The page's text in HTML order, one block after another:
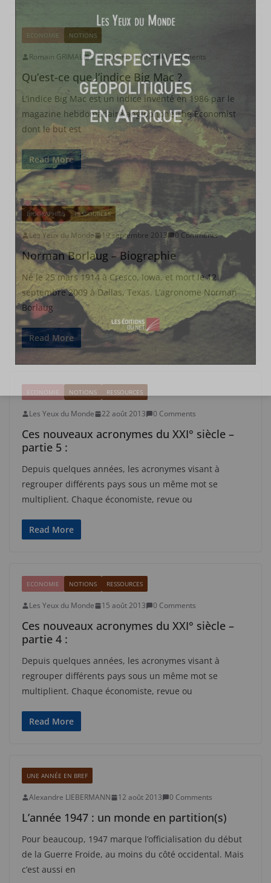
ECONOMIE NOTIONS
Romain GRIMAL 21 septembre 2013 0 Comments
Qu’est-ce que l’indice Big Mac ?
L’indice Big Mac est un indice inventé en 1986 par le
magazine hebdomadaire anglophone The Economist
dont le but est
Read More
BIOGRAPHIES RESSOURCES
Les Yeux du Monde 19 septembre 2013 0 Comments
Norman Borlaug – Biographie
Né le 25 mars 1914 à Cresco, Iowa, et mort le 12
septembre 2009 à Dallas, Texas. L’agronome Norman
Borlaug
Read More
ECONOMIE NOTIONS RESSOURCES
Les Yeux du Monde 22 août 2013 0 Comments
Ces nouveaux acronymes du XXI° siècle –
partie 5 :
Depuis quelques années, les acronymes visant à
regrouper différents pays sous un même mot se
multiplient. Chaque économiste, revue ou
Read More
ECONOMIE NOTIONS RESSOURCES
Les Yeux du Monde 15 août 2013 0 Comments
Ces nouveaux acronymes du XXI° siècle –
partie 4 :
Depuis quelques années, les acronymes visant à
regrouper différents pays sous un même mot se
multiplient. Chaque économiste, revue ou
Read More
UNE ANNÉE EN BREF
Alexandre LIEBERMANN 12 août 2013 0 Comments
L’année 1947 : un monde en partition(s)
Pour beaucoup, 1947 marque l’officialisation du début
de la Guerre Froide, au moins du côté occidental. Mais
c’est aussi en